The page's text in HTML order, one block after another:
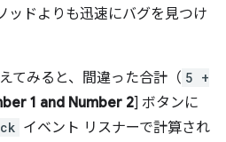
ッドよりも迅速にバグを見つけ
てみると、間違った合計（ 5 +
1 and Number 2] ボタンに
イベント リスナーで計算され